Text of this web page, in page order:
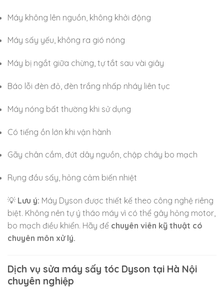
Máy không lên nguồn, không khởi động
Máy sấy yếu, không ra gió nóng
Máy bị ngắt giữa chừng, tự tắt sau vài giây
Báo lỗi đèn đỏ, đèn trắng nhấp nháy liên tục
Máy nóng bất thường khi sử dụng
Có tiếng ồn lớn khi vận hành
Gãy chân cắm, đứt dây nguồn, chập cháy bo mạch
Rụng đầu sấy, hỏng cảm biến nhiệt
💡 Lưu ý: Máy Dyson được thiết kế theo công nghệ riêng
biệt. Không nên tự ý tháo máy vì có thể gây hỏng motor,
bo mạch điều khiển. Hãy để chuyên viên kỹ thuật có
chuyên môn xử lý.
Dịch vụ sửa máy sấy tóc Dyson tại Hà Nội
chuyên nghiệp